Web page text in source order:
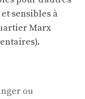
sensibles à
Marx
).
ou